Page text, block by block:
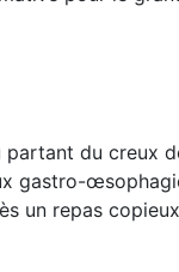
du creux
gastro-
un repas